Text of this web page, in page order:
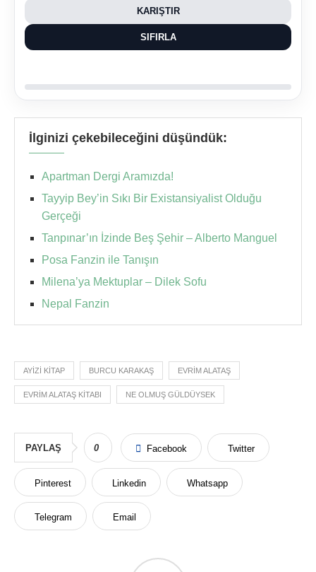
KARIŞTIR
SIFIRLA
İlginizi çekebileceğini düşündük:
Apartman Dergi Aramızda!
Tayyip Bey’in Sıkı Bir Existansiyalist Olduğu
Gerçeği
Tanpınar’ın İzinde Beş Şehir – Alberto Manguel
Posa Fanzin ile Tanışın
Milena’ya Mektuplar – Dilek Sofu
Nepal Fanzin
AYIZI KITAP BURCU KARAKAŞ EVRIM ALATAŞ
EVRIM ALATAŞ KITABI NE OLMUŞ GÜLDÜYSEK
PAYLAŞ 0 Facebook Twitter
Pinterest Linkedin Whatsapp
Telegram Email